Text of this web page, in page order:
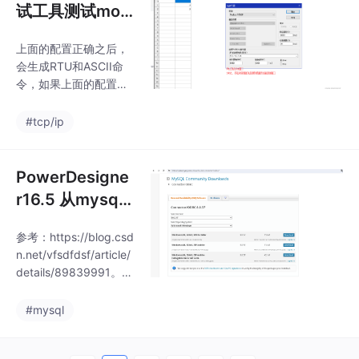
试工具测试mod
设备连接使用方
法
上面的配置正确之后，
会生成RTU和ASCII命
令，如果上面的配置能
数据，那么就可以直接
组装命令了。读写数
量：2 （1个字（qwor
d）等于16位，不是通
以2个字就组成了32
位，通常我们说4个字
节才有32位）起始地
C地址里面的尾数，比
#tcp/ip
PowerDesigne
r16.5 从mysql
参考：https://blog.csd
n.net/vfsdfdsf/article/
details/89839991。下
ysql.com/downloads/c
#mysql